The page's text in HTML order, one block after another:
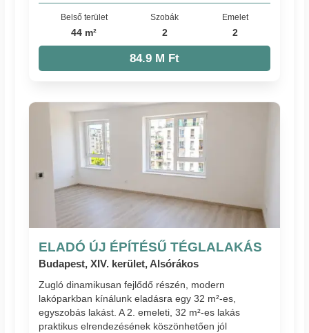
Belső terület
44 m²
Szobák
2
Emelet
2
84.9 M Ft
ELADÓ ÚJ ÉPÍTÉSŰ TÉGLALAKÁS
Budapest, XIV. kerület, Alsórákos
Zugló dinamikusan fejlődő részén, modern
lakóparkban kínálunk eladásra egy 32 m²-es,
egyszobás lakást. A 2. emeleti, 32 m²-es lakás
praktikus elrendezésének köszönhetően jól